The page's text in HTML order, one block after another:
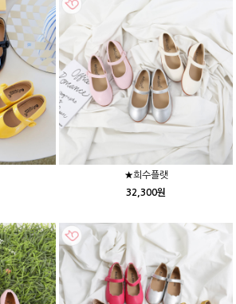
★희수플랫
32,300원